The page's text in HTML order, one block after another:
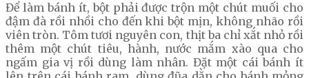
Để làm bánh ít, bột phải được trộn một chút muối cho
đậm đà rồi nhồi cho đến khi bột mịn, không nhão rồi
viên tròn. Tôm tươi nguyên con, thịt ba chỉ xắt nhỏ rồi
thêm một chút tiêu, hành, nước mắm xào qua cho
ngấm gia vị rồi dùng làm nhân. Đặt một cái bánh ít